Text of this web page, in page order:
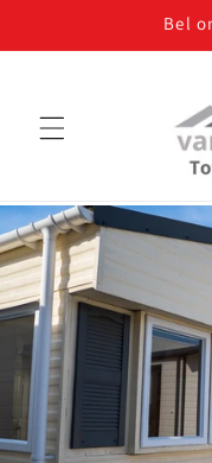
content
Bel